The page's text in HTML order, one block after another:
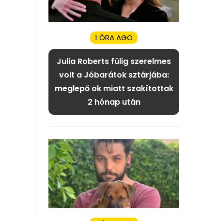
1 ÓRA AGO
Julia Roberts fülig szerelmes
volt a Jóbarátok sztárjába:
meglepő ok miatt szakítottak
2 hónap után